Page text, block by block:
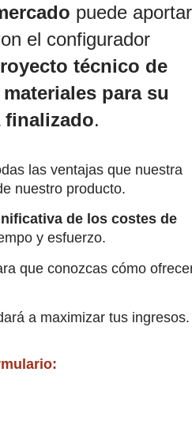
puede aportar
el configurador
técnico de
para su
finalizado.
las ventajas que nuestra
nuestro producto.
de los costes de
y esfuerzo.
que conozcas cómo
a maximizar tus ingresos.